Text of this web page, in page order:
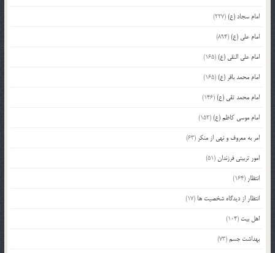
امام سجاد (ع)(227)
امام علی (ع)(894)
امام علی النقی (ع)(165)
امام محمد باقر (ع)(165)
امام محمد تقی (ع)(146)
امام موسی کاظم (ع)(152)
امر به معروف و نهی از منکر (63)
امور تربیتی فرزندان(51)
انتظار (164)
انتظار از دیدگاه شخصیت ها (17)
اهل بیت (104)
بهداشت جسم(73)